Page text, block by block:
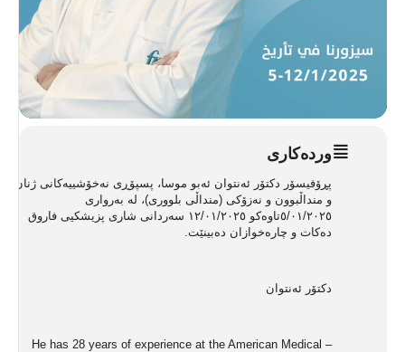
ورده‌کاری
پڕۆفیسۆر دکتۆر ئەنتوان ئەبو موسا، پسپۆڕی نەخۆشییەکانی ژنان
و منداڵبوون و نەزۆکی (منداڵی بلووری)، لە بەرواری
٥/٠١/٢٠٢٥تاوەکو ١٢/٠١/٢٠٢٥ سەردانی شاری پزیشکیی فاروق
دەکات و چارەخوازان دەبینێت.
دکتۆر ئەنتوان
– He has 28 years of experience at the American Medical